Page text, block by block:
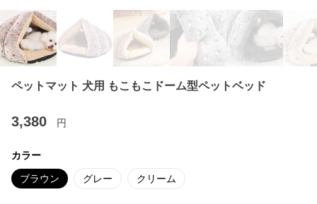
ペットマット 犬用 もこもこドーム型ペットベッド
3,380 円
カラー
ブラウン グレー クリーム